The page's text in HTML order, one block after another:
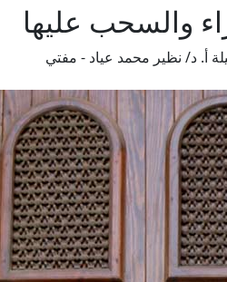
والسحب عليها
أ. د/ نظير محمد عياد - مفتي